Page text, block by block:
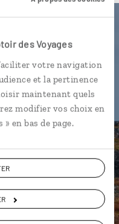
des Voyages
votre navigation
et la pertinence
maintenant quels
modifier vos choix en
en bas de page.
au
hôtel en 1